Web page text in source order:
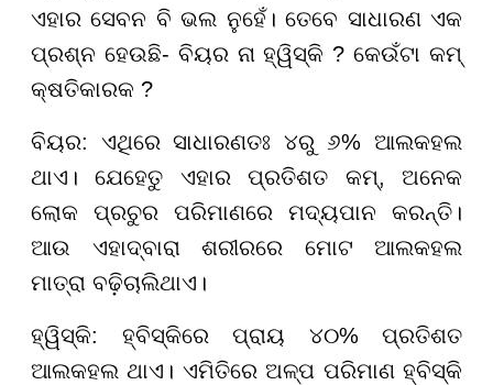
ଏହାର ସେବନ ବି ଭଲ ନୁହେଁ। ତେବେ ସାଧାରଣ ଏକ
ପ୍ରଶ୍ନ ହେଉଛି- ବିୟର ନା ହ୍ୱିସ୍କି ? କେଉଁଟା କମ୍
କ୍ଷତିକାରକ ?
ବିୟର: ଏଥିରେ ସାଧାରଣତଃ ୪ରୁ ୬% ଆଲକହଲ
ଥାଏ। ଯେହେତୁ ଏହାର ପ୍ରତିଶତ କମ୍, ଅନେକ
ଲୋକ ପ୍ରଚୁର ପରିମାଣରେ ମଦ୍ୟପାନ କରନ୍ତି।
ଆଉ ଏହାଦ୍ବାରା ଶରୀରରେ ମୋଟ ଆଲକହଲ
ମାତ୍ରା ବଢ଼ିଚାଲିଥାଏ।
ହ୍ୱିସ୍କି: ହ୍ବିସ୍କିରେ ପ୍ରାୟ ୪୦% ପ୍ରତିଶତ
ଆଲକହଲ ଥାଏ। ଏମିତିରେ ଅଳ୍ପ ପରିମାଣ ହ୍ବିସ୍କି